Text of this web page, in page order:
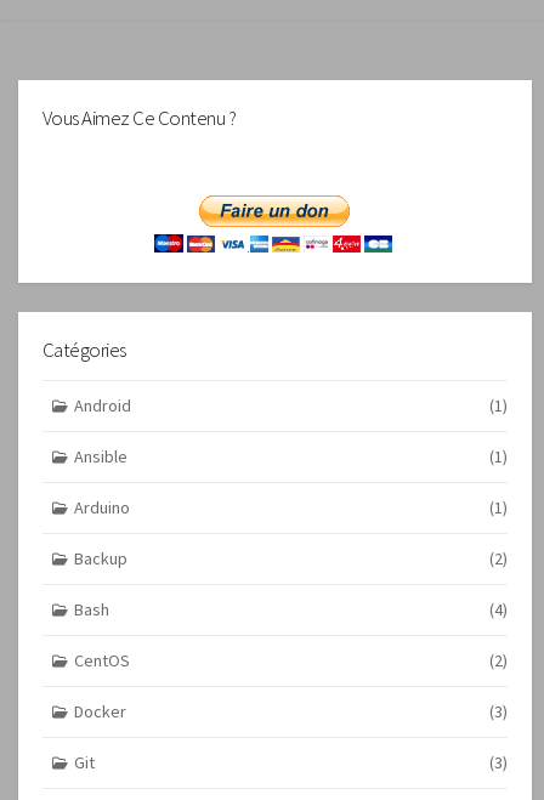
Vous Aimez Ce Contenu ?
Catégories
Android (1)
Ansible (1)
Arduino (1)
Backup (2)
Bash (4)
CentOS (2)
Docker (3)
Git (3)